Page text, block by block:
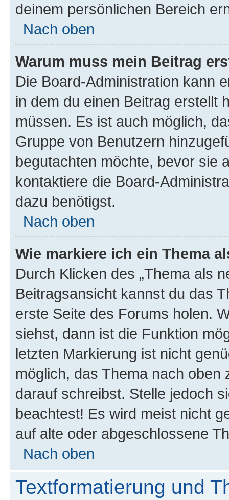
deinem persönlichen Bereich
Nach oben
Warum muss mein Beitrag
Die Board-Administration kann
in dem du einen Beitrag erstellt
müssen. Es ist auch möglich,
Gruppe von Benutzern
begutachten möchte, bevor sie
kontaktiere die Board-
dazu benötigst.
Nach oben
Wie markiere ich ein Thema
Durch Klicken des „Thema als
Beitragsansicht kannst du das
erste Seite des Forums holen.
siehst, dann ist die Funktion
letzten Markierung ist nicht
möglich, das Thema nach oben
darauf schreibst. Stelle jedoch
beachtest! Es wird meist nicht
auf alte oder abgeschlossene
Nach oben
Textformatierung und